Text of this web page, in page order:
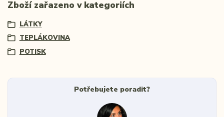
Zboží zařazeno v kategoriích
LÁTKY
TEPLÁKOVINA
POTISK
Potřebujete poradit?